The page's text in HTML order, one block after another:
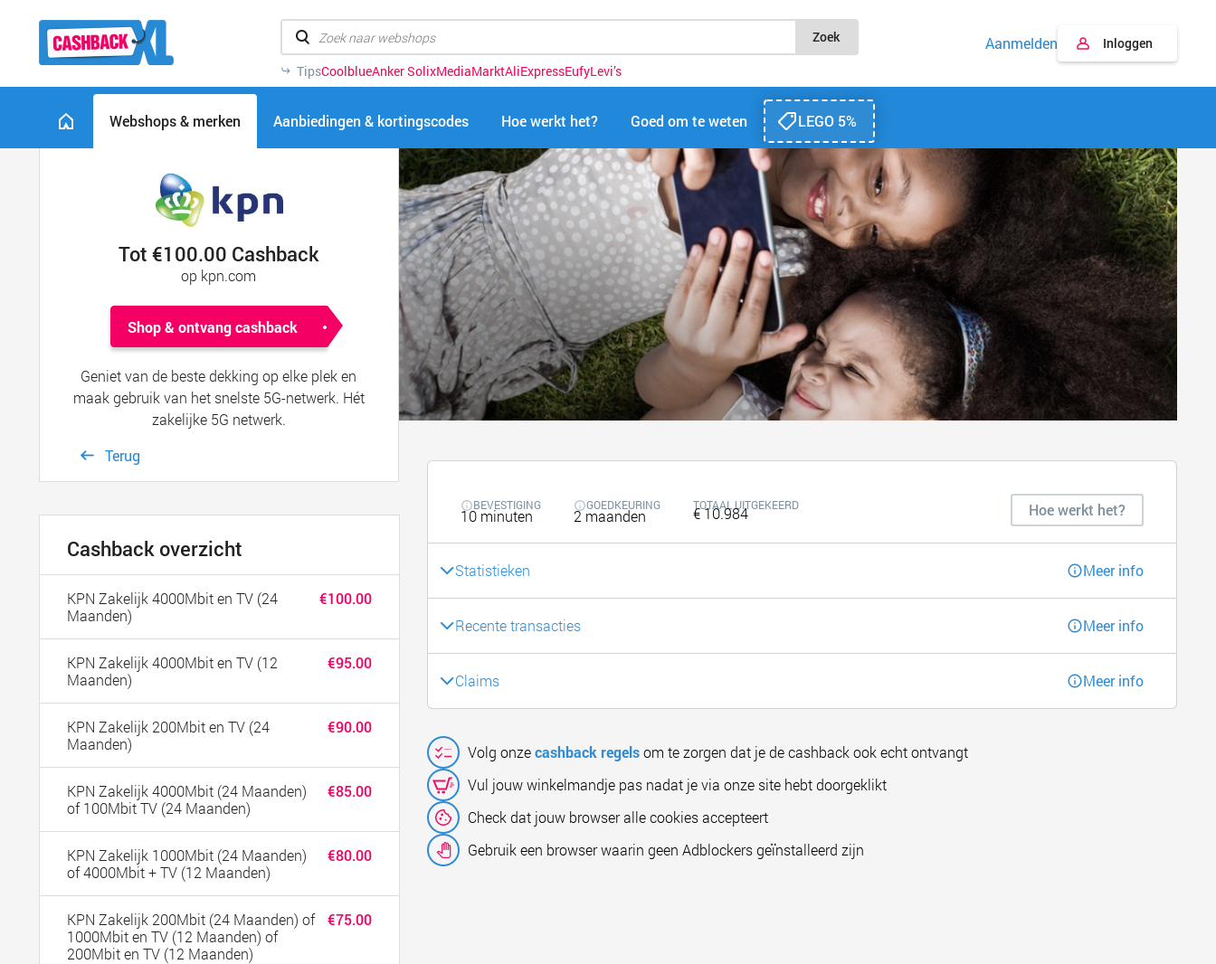
Zoek
TipsCoolblueAnker SolixMediaMarktAliExpressEufyLevi’s
Aanmelden Inloggen
Webshops & merken Aanbiedingen & kortingscodes Hoe werkt het? Goed om te weten LEGO 5%
Tot €100.00 Cashback
op kpn.com
Shop & ontvang cashback
Geniet van de beste dekking op elke plek en
maak gebruik van het snelste 5G-netwerk. Hét
zakelijke 5G netwerk.
Terug
BEVESTIGING
10 minuten
GOEDKEURING
2 maanden
TOTAAL UITGEKEERD
€ 10.984 Hoe werkt het?
Statistieken Meer info
Recente transacties Meer info
Claims Meer info
Volg onzecashback regelsom te zorgen dat je de cashback ook echt ontvangt
Vul jouw winkelmandje pas nadat je via onze site hebt doorgeklikt
Check dat jouw browser alle cookies accepteert
Gebruik een browser waarin geen Adblockers geïnstalleerd zijn
Cashback overzicht
€100.00
KPN Zakelijk 4000Mbit en TV (24
Maanden)
€95.00
KPN Zakelijk 4000Mbit en TV (12
Maanden)
€90.00
KPN Zakelijk 200Mbit en TV (24
Maanden)
€85.00
KPN Zakelijk 4000Mbit (24 Maanden)
of 100Mbit TV (24 Maanden)
€80.00
KPN Zakelijk 1000Mbit (24 Maanden)
of 4000Mbit + TV (12 Maanden)
€75.00
KPN Zakelijk 200Mbit (24 Maanden) of
1000Mbit en TV (12 Maanden) of
200Mbit en TV (12 Maanden)